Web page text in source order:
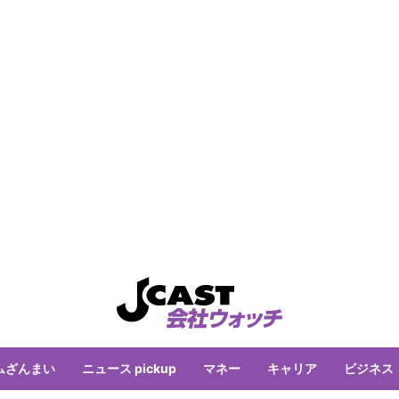
ざんまい ニュース pickup マネー キャリア ビジネス